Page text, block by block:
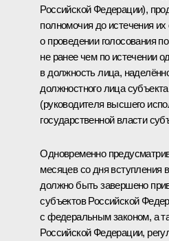
Российской Федерации),
полномочия до истечения
о проведении голосования
не ранее чем по истечении
в должность лица,
должностного лица
(руководителя высшего
государственной власти
Одновременно
месяцев со дня вступления
должно быть завершено
субъектов Российской
с федеральным законом, а
Российской Федерации,